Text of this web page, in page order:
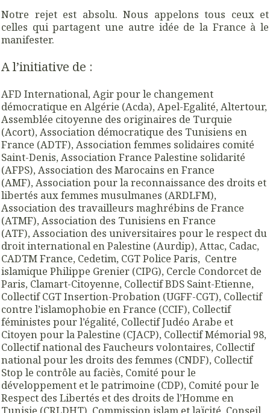
Notre rejet est absolu. Nous appelons tous ceux et
celles qui partagent une autre idée de la France à le
manifester.
A l’initiative de :
AFD International, Agir pour le changement
démocratique en Algérie (Acda), Apel-Egalité, Altertour,
Assemblée citoyenne des originaires de Turquie
(Acort), Association démocratique des Tunisiens en
France (ADTF), Association femmes solidaires comité
Saint-Denis, Association France Palestine solidarité
(AFPS), Association des Marocains en France
(AMF), Association pour la reconnaissance des droits et
libertés aux femmes musulmanes (ARDLFM),
Association des travailleurs maghrébins de France
(ATMF), Association des Tunisiens en France
(ATF), Association des universitaires pour le respect du
droit international en Palestine (Aurdip), Attac, Cadac,
CADTM France, Cedetim, CGT Police Paris, Centre
islamique Philippe Grenier (CIPG), Cercle Condorcet de
Paris, Clamart-Citoyenne, Collectif BDS Saint-Etienne,
Collectif CGT Insertion-Probation (UGFF-CGT), Collectif
contre l’islamophobie en France (CCIF), Collectif
féministes pour l’égalité, Collectif Judéo Arabe et
Citoyen pour la Palestine (CJACP), Collectif Mémorial 98,
Collectif national des Faucheurs volontaires, Collectif
national pour les droits des femmes (CNDF), Collectif
Stop le contrôle au faciès, Comité pour le
développement et le patrimoine (CDP), Comité pour le
Respect des Libertés et des droits de l’Homme en